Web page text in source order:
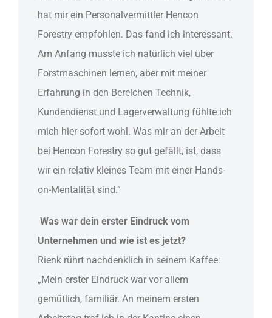
hat mir ein Personalvermittler Hencon
Forestry empfohlen. Das fand ich interessant.
Am Anfang musste ich natürlich viel über
Forstmaschinen lernen, aber mit meiner
Erfahrung in den Bereichen Technik,
Kundendienst und Lagerverwaltung fühlte ich
mich hier sofort wohl. Was mir an der Arbeit
bei Hencon Forestry so gut gefällt, ist, dass
wir ein relativ kleines Team mit einer Hands-
on-Mentalität sind.“
Was war dein erster Eindruck vom
Unternehmen und wie ist es jetzt?
Rienk rührt nachdenklich in seinem Kaffee:
„Mein erster Eindruck war vor allem
gemütlich, familiär. An meinem ersten